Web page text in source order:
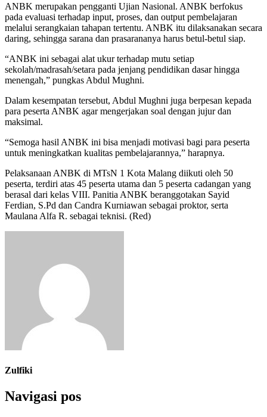
ANBK merupakan pengganti Ujian Nasional. ANBK berfokus
pada evaluasi terhadap input, proses, dan output pembelajaran
melalui serangkaian tahapan tertentu. ANBK itu dilaksanakan secara
daring, sehingga sarana dan prasarananya harus betul-betul siap.
“ANBK ini sebagai alat ukur terhadap mutu setiap
sekolah/madrasah/setara pada jenjang pendidikan dasar hingga
menengah,” pungkas Abdul Mughni.
Dalam kesempatan tersebut, Abdul Mughni juga berpesan kepada
para peserta ANBK agar mengerjakan soal dengan jujur dan
maksimal.
“Semoga hasil ANBK ini bisa menjadi motivasi bagi para peserta
untuk meningkatkan kualitas pembelajarannya,” harapnya.
Pelaksanaan ANBK di MTsN 1 Kota Malang diikuti oleh 50
peserta, terdiri atas 45 peserta utama dan 5 peserta cadangan yang
berasal dari kelas VIII. Panitia ANBK beranggotakan Sayid
Ferdian, S.Pd dan Candra Kurniawan sebagai proktor, serta
Maulana Alfa R. sebagai teknisi. (Red)
Zulfiki
Navigasi pos